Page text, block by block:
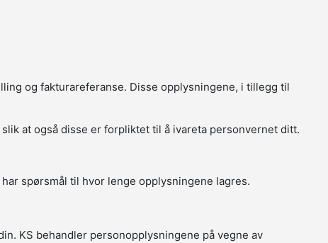
og fakturareferanse. Disse opplysningene, i tillegg til
at også disse er forpliktet til å ivareta personvernet ditt.
spørsmål til hvor lenge opplysningene lagres.
KS behandler personopplysningene på vegne av